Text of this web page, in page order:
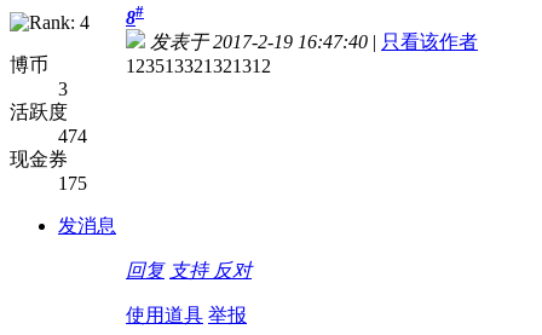
博币
3
活跃度
474
现金券
175
发消息
8#
发表于 2017-2-19 16:47:40 | 只看该作者
123513321321312
回复 支持 反对
使用道具 举报